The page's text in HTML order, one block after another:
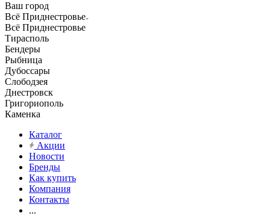
Ваш город
Всё Приднестровье
Всё Приднестровье
Тирасполь
Бендеры
Рыбница
Дубоссары
Слободзея
Днестровск
Григориополь
Каменка
Каталог
Акции
Новости
Бренды
Как купить
Компания
Контакты
...